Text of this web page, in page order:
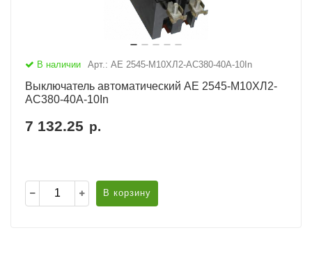
В наличии Арт.: АЕ 2545-М10ХЛ2-AC380-40А-10In
Выключатель автоматический АЕ 2545-М10ХЛ2-
AC380-40А-10In
7 132.25 р.
В корзину